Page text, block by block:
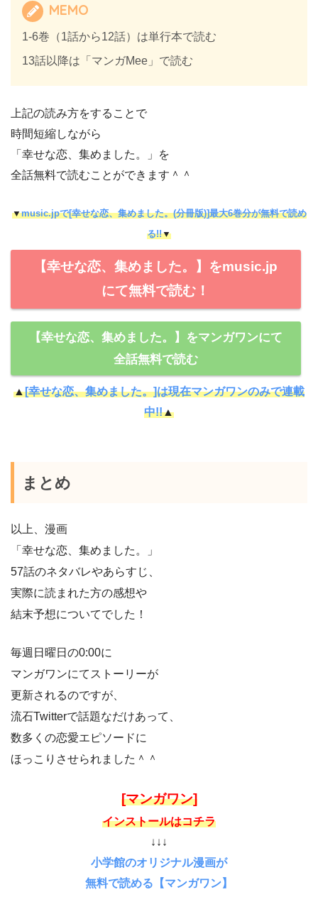
MEMO
1-6巻（1話から12話）は単行本で読む
13話以降は「マンガMee」で読む
上記の読み方をすることで
時間短縮しながら
「幸せな恋、集めました。」を
全話無料で読むことができます＾＾
▼music.jpで[幸せな恋、集めました。(分冊版)]最大6巻分が無料で読め
る!!▼
【幸せな恋、集めました。】をmusic.jp
にて無料で読む！
【幸せな恋、集めました。】をマンガワンにて
全話無料で読む
▲[幸せな恋、集めました。]は現在マンガワンのみで連載
中!!▲
まとめ
以上、漫画
「幸せな恋、集めました。」
57話のネタバレやあらすじ、
実際に読まれた方の感想や
結末予想についてでした！
毎週日曜日の0:00に
マンガワンにてストーリーが
更新されるのですが、
流石Twitterで話題なだけあって、
数多くの恋愛エピソードに
ほっこりさせられました＾＾
[マンガワン]
インストールはコチラ
↓↓↓
小学館のオリジナル漫画が
無料で読める【マンガワン】